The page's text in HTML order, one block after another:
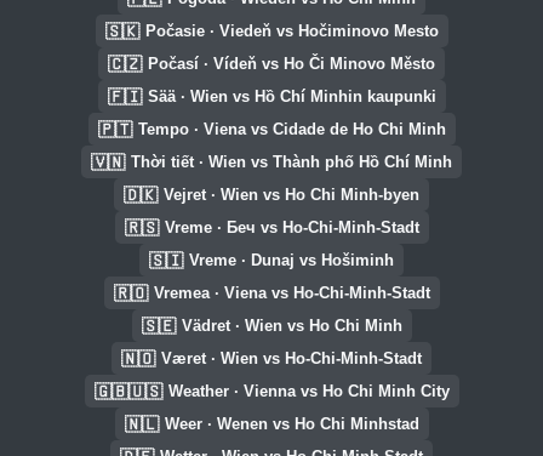
🇸🇰 Počasie · Viedeň vs Hočiminovo Mesto
🇨🇿 Počasí · Vídeň vs Ho Či Minovo Město
🇫🇮 Sää · Wien vs Hồ Chí Minhin kaupunki
🇵🇹 Tempo · Viena vs Cidade de Ho Chi Minh
🇻🇳 Thời tiết · Wien vs Thành phố Hồ Chí Minh
🇩🇰 Vejret · Wien vs Ho Chi Minh-byen
🇷🇸 Vreme · Беч vs Ho-Chi-Minh-Stadt
🇸🇮 Vreme · Dunaj vs Hošiminh
🇷🇴 Vremea · Viena vs Ho-Chi-Minh-Stadt
🇸🇪 Vädret · Wien vs Ho Chi Minh
🇳🇴 Været · Wien vs Ho-Chi-Minh-Stadt
🇬🇧🇺🇸 Weather · Vienna vs Ho Chi Minh City
🇳🇱 Weer · Wenen vs Ho Chi Minhstad